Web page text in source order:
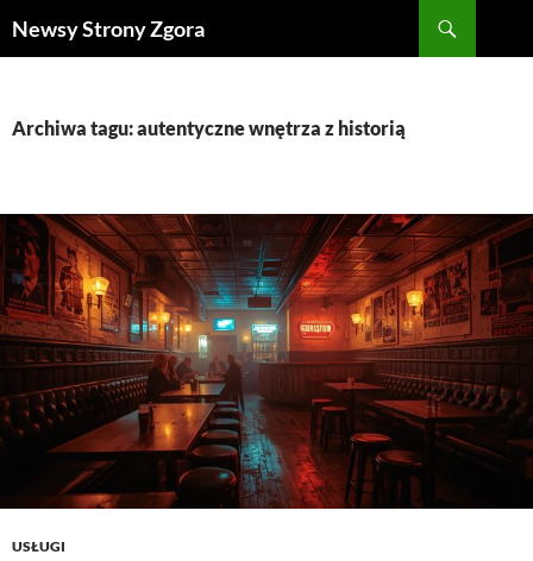
Newsy Strony Zgora
Archiwa tagu: autentyczne wnętrza z historią
USŁUGI